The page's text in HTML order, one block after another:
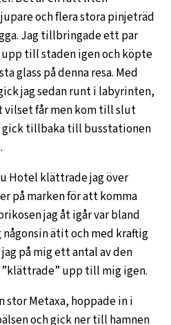
och flera stora pinjeträd
Jag tillbringade ett par
till staden igen och köpte
glass på denna resa. Med
jag sedan runt i labyrinten,
vilset får men kom till slut
gick tillbaka till busstationen
Hotel klättrade jag över
på marken för att komma
jag åt igår var bland
ätit och med kraftig
på mig ett antal av den
upp till mig igen.
stor Metaxa, hoppade in i
och gick ner till hamnen